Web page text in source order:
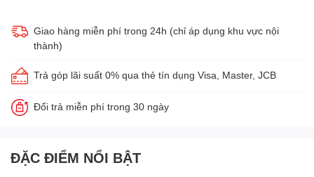
Giao hàng miễn phí trong 24h (chỉ áp dụng khu vực nội
thành)
Trả góp lãi suất 0% qua thẻ tín dụng Visa, Master, JCB
Đổi trả miễn phí trong 30 ngày
ĐẶC ĐIỂM NỔI BẬT